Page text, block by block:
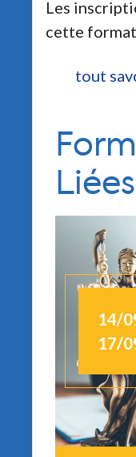
Les
cette
tout
14/
17/